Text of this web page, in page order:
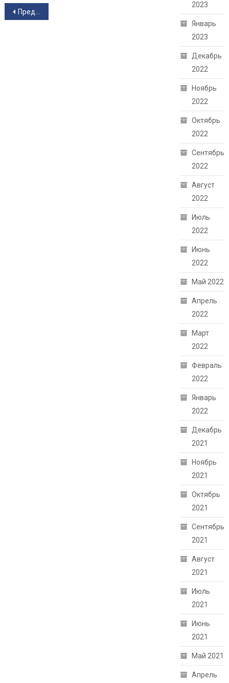
Навигация по записям
Предыдущие записи
2023
Январь
2023
Декабрь
2022
Ноябрь
2022
Октябрь
2022
Сентябрь
2022
Август
2022
Июль
2022
Июнь
2022
Май 2022
Апрель
2022
Март
2022
Февраль
2022
Январь
2022
Декабрь
2021
Ноябрь
2021
Октябрь
2021
Сентябрь
2021
Август
2021
Июль
2021
Июнь
2021
Май 2021
Апрель